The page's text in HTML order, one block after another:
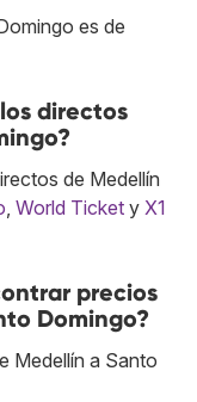
es de
directos
de Medellín
World Ticket y X1
precios
Domingo?
Medellín a Santo